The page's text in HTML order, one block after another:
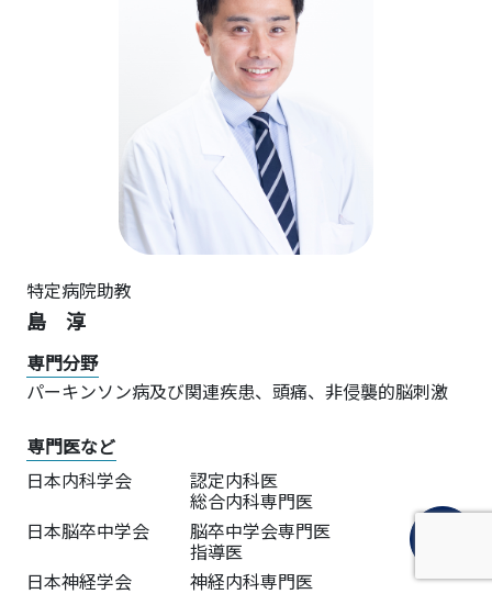
特定病院助教
島 淳
専門分野
パーキンソン病及び関連疾患、頭痛、非侵襲的脳刺激
専門医など
日本内科学会
認定内科医
総合内科専門医
日本脳卒中学会
脳卒中学会専門医
指導医
日本神経学会
神経内科専門医